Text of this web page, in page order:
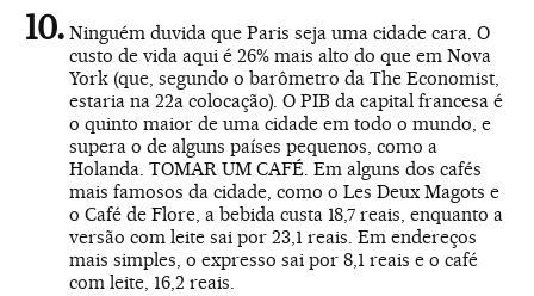
Ninguém duvida que Paris seja uma cidade cara. O
custo de vida aqui é 26% mais alto do que em Nova
York (que, segundo o barômetro da The Economist,
estaria na 22a colocação). O PIB da capital francesa é
o quinto maior de uma cidade em todo o mundo, e
supera o de alguns países pequenos, como a
Holanda. TOMAR UM CAFÉ. Em alguns dos cafés
mais famosos da cidade, como o Les Deux Magots e
o Café de Flore, a bebida custa 18,7 reais, enquanto a
versão com leite sai por 23,1 reais. Em endereços
mais simples, o expresso sai por 8,1 reais e o café
com leite, 16,2 reais.